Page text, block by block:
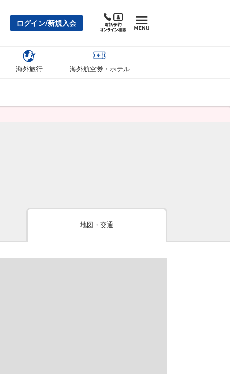
ログイン/新規入会
海外旅行 海外航空券・ホテル
地図・交通